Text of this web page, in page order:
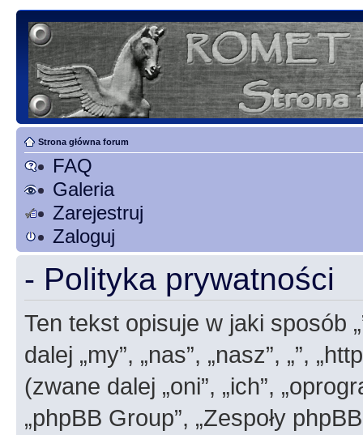
Strona główna forum
FAQ
Galeria
Zarejestruj
Zaloguj
- Polityka prywatności
Ten tekst opisuje w jaki sposób
dalej „my”, „nas”, „nasz”, „”,
(zwane dalej „oni”, „ich”,
„phpBB Group”, „Zespoły